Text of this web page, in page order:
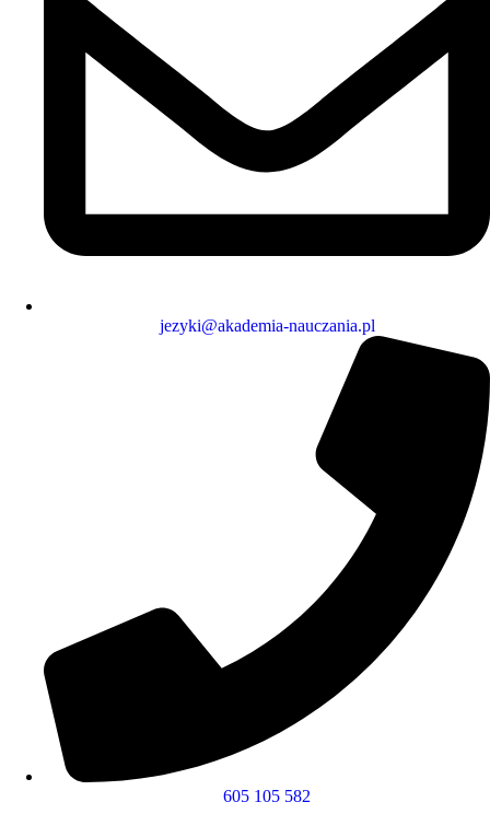
jezyki@akademia-nauczania.pl
605 105 582